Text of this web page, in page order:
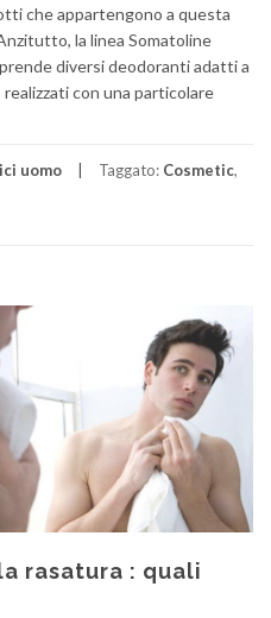
che appartengono a questa
la linea Somatoline
diversi deodoranti adatti a
con una particolare
uomo Taggato: Cosmetic,
rasatura : quali